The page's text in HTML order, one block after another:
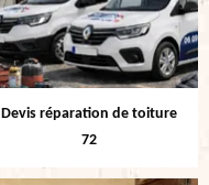
Devis réparation de toiture
72